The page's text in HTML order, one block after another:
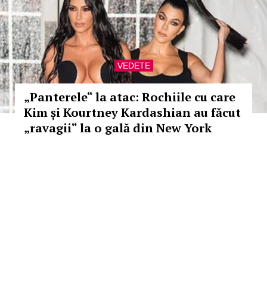
VEDETE
„Panterele“ la atac: Rochiile cu care
Kim și Kourtney Kardashian au făcut
„ravagii“ la o gală din New York